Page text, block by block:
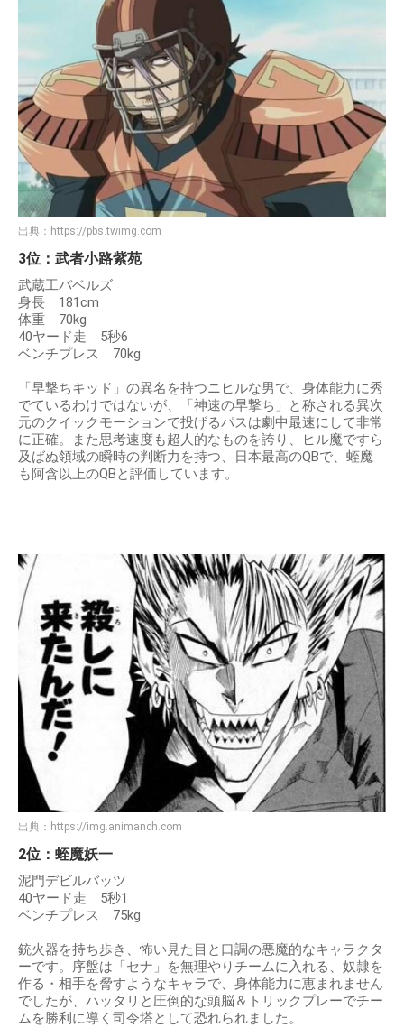
出典： https://pbs.twimg.com
3位：武者小路紫苑
武蔵工バベルズ
身長 181cm
体重 70kg
40ヤード走 5秒6
ベンチプレス 70kg
「早撃ちキッド」の異名を持つニヒルな男で、身体能力に秀
でているわけではないが、「神速の早撃ち」と称される異次
元のクイックモーションで投げるパスは劇中最速にして非常
に正確。また思考速度も超人的なものを誇り、ヒル魔ですら
及ばぬ領域の瞬時の判断力を持つ、日本最高のQBで、蛭魔
も阿含以上のQBと評価しています。
出典： https://img.animanch.com
2位：蛭魔妖一
泥門デビルバッツ
40ヤード走 5秒1
ベンチプレス 75kg
銃火器を持ち歩き、怖い見た目と口調の悪魔的なキャラクタ
ーです。序盤は「セナ」を無理やりチームに入れる、奴隷を
作る・相手を脅すようなキャラで、身体能力に恵まれません
でしたが、ハッタリと圧倒的な頭脳＆トリックプレーでチー
ムを勝利に導く司令塔として恐れられました。